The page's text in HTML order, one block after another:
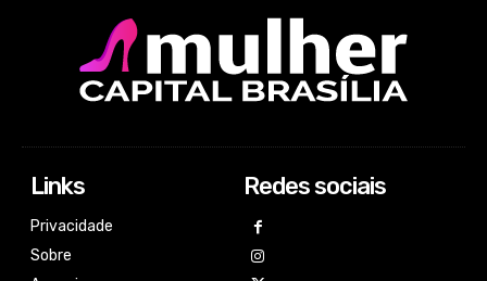
Links
Privacidade
Sobre
Redes sociais